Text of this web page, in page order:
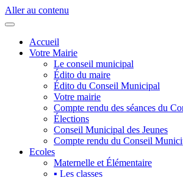
Aller au contenu
Accueil
Votre Mairie
Le conseil municipal
Édito du maire
Édito du Conseil Municipal
Votre mairie
Compte rendu des séances du
Élections
Conseil Municipal des Jeunes
Compte rendu du Conseil
Ecoles
Maternelle et Élémentaire
▪ Les classes